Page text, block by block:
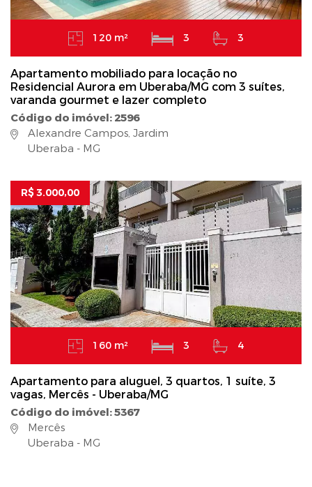
120 m² 3 3
Apartamento mobiliado para locação no
Residencial Aurora em Uberaba/MG com 3 suítes,
varanda gourmet e lazer completo
Código do imóvel: 2596
Alexandre Campos, Jardim
Uberaba - MG
R$ 3.000,00
160 m² 3 4
Apartamento para aluguel, 3 quartos, 1 suíte, 3
vagas, Mercês - Uberaba/MG
Código do imóvel: 5367
Mercês
Uberaba - MG